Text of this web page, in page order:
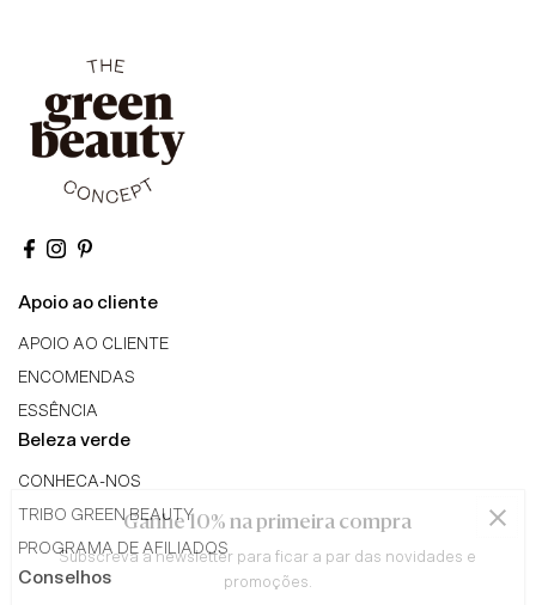
Apoio ao cliente
APOIO AO CLIENTE
ENCOMENDAS
ESSÊNCIA
Beleza verde
CONHECA-NOS
TRIBO GREEN BEAUTY
PROGRAMA DE AFILIADOS
Conselhos
Ganhe 10% na primeira compra
Subscreva a newsletter para ficar a par das novidades e
promoções.